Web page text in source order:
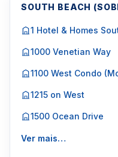
SOUTH BEACH
1 Hotel & Homes
1000 Venetian Way
1100 West Condo
1215 on West
1500 Ocean Drive
Ver mais…